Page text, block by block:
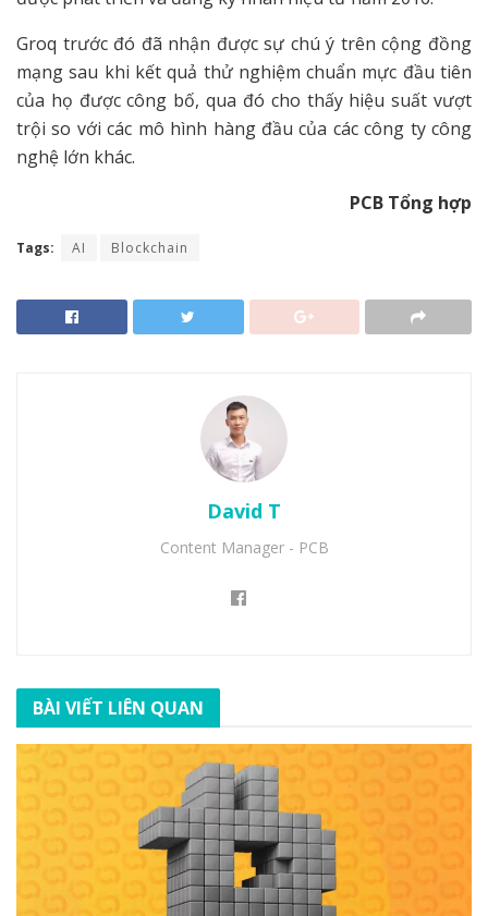
Groq trước đó đã nhận được sự chú ý trên cộng đồng
mạng sau khi kết quả thử nghiệm chuẩn mực đầu tiên
của họ được công bố, qua đó cho thấy hiệu suất vượt
trội so với các mô hình hàng đầu của các công ty công
nghệ lớn khác.
PCB Tổng hợp
Tags: AI Blockchain
David T
Content Manager - PCB
BÀI VIẾT LIÊN QUAN